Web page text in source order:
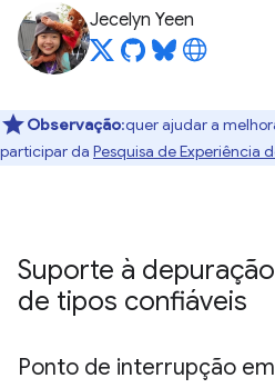
Jecelyn Yeen
Observação:quer ajudar a
participar da Pesquisa de Experiência
Suporte à
de tipos confiáveis
Ponto de interrupção